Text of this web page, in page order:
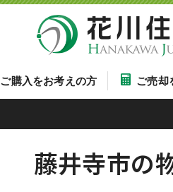
ご購入をお考えの方 ご売却
藤井寺市の